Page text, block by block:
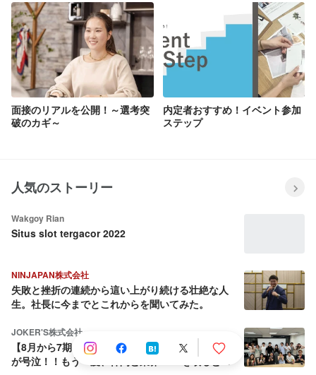
面接のリアルを公開！～選考突
破のカギ～
内定者おすすめ！イベント参加
ステップ
人気のストーリー
Wakgoy Rian
Situs slot tergacor 2022
NINJAPAN株式会社
失敗と挫折の連続から這い上がり続ける壮絶な人
生。社長に今までとこれからを聞いてみた。
JOKER'S株式会社
【8月から7期目へ】会社を売却しようとした社長
が号泣！！もう一度、仲間と業界No.1を取ると決